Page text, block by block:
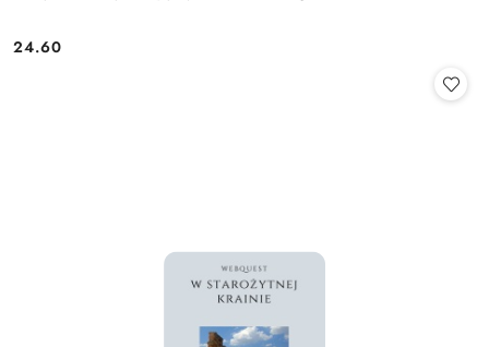
Cena:
24.60